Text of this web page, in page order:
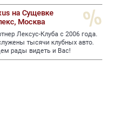
на Сущевке
Москва
Лексус-Клуба с 2006 года.
тысячи клубных авто.
рады видеть и Вас!